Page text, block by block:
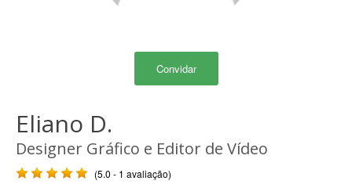
Convidar
Eliano D.
Designer Gráfico e Editor de Vídeo
(5.0 - 1 avaliação)